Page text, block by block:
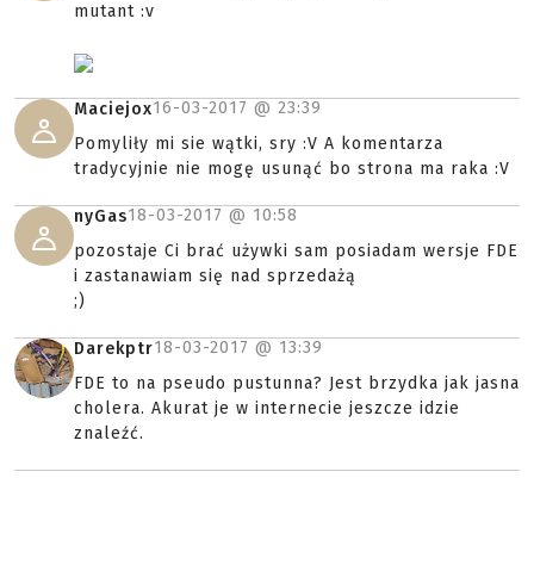
mutant :v
Maciejox16-03-2017 @ 23:39
Pomyliły mi sie wątki, sry :V A komentarza
tradycyjnie nie mogę usunąć bo strona ma raka :V
nyGas18-03-2017 @ 10:58
pozostaje Ci brać używki sam posiadam wersje FDE
i zastanawiam się nad sprzedażą
;)
Darekptr18-03-2017 @ 13:39
FDE to na pseudo pustunna? Jest brzydka jak jasna
cholera. Akurat je w internecie jeszcze idzie
znaleźć.